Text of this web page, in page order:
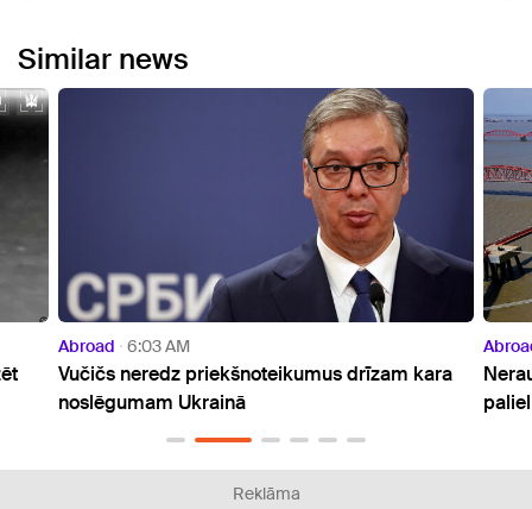
Similar news
Abroad 6:03 AM
Vučičs neredz priekšnoteikumus drīzam kara
noslēgumam Ukrainā
Abroad
palielināt
Reklāma